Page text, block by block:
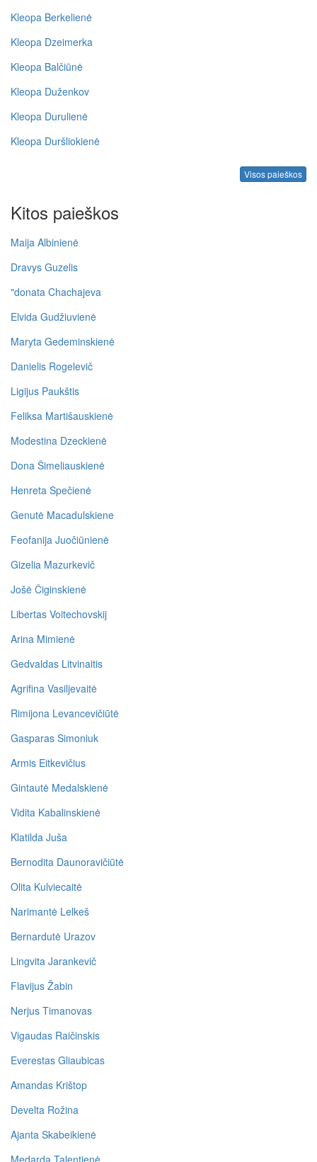
Kleopa Berkelienė
Kleopa Dzeimerka
Kleopa Balčiūnė
Kleopa Duženkov
Kleopa Durulienė
Kleopa Duršliokienė
Visos paieškos
Kitos paieškos
Maija Albinienė
Dravys Guzelis
"donata Chachajeva
Elvida Gudžiuvienė
Maryta Gedeminskienė
Danielis Rogelevič
Ligijus Paukštis
Feliksa Martišauskienė
Modestina Dzeckienė
Dona Šimeliauskienė
Henreta Spečienė
Genutė Macadulskiene
Feofanija Juočiūnienė
Gizelia Mazurkevič
Jošė Čiginskienė
Libertas Voitechovskij
Arina Mimienė
Gedvaldas Litvinaitis
Agrifina Vasiljevaitė
Rimijona Levancevičiūtė
Gasparas Simoniuk
Armis Eitkevičius
Gintautė Medalskienė
Vidita Kabalinskienė
Klatilda Juša
Bernodita Daunoravičiūtė
Olita Kulviecaitė
Narimantė Lelkeš
Bernardutė Urazov
Lingvita Jarankevič
Flavijus Žabin
Nerjus Timanovas
Vigaudas Raičinskis
Everestas Gliaubicas
Amandas Krištop
Develta Rožina
Ajanta Skabeikienė